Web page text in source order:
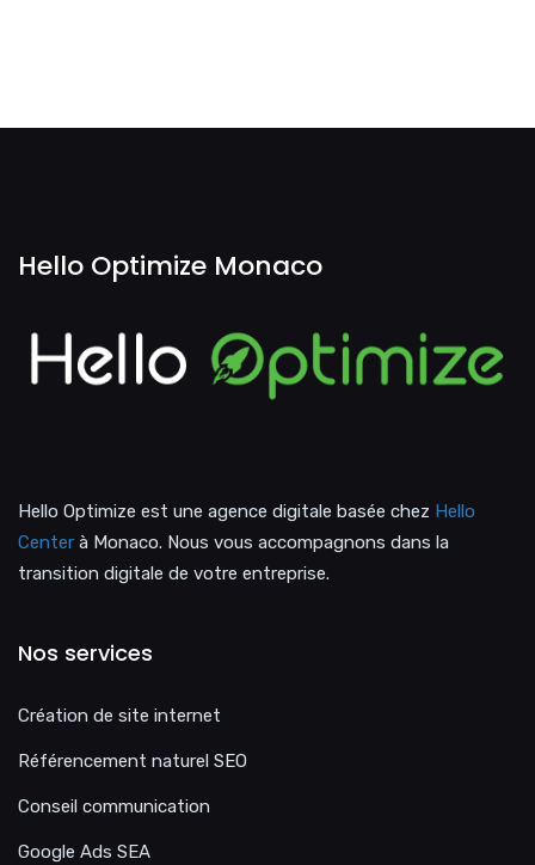
Hello Optimize Monaco
Hello Optimize est une agence digitale basée chez Hello
Center à Monaco. Nous vous accompagnons dans la
transition digitale de votre entreprise.
Nos services
Création de site internet
Référencement naturel SEO
Conseil communication
Google Ads SEA